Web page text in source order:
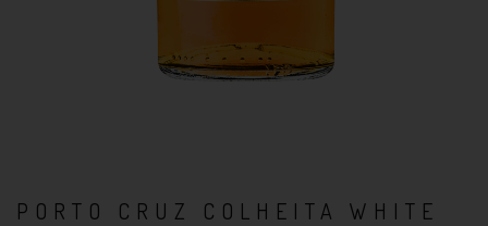
PORTO CRUZ COLHEITA WHITE